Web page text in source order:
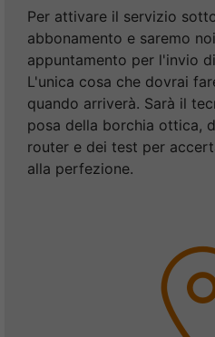
Per attivare il servizio
abbonamento e saremo
appuntamento per l'invio
L'unica cosa che dovrai
quando arriverà. Sarà il
posa della borchia ottica,
router e dei test per
alla perfezione.